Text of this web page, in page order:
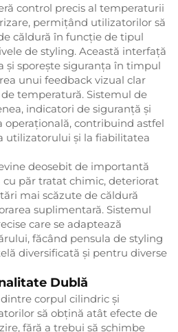
control precis al temperaturii
permițând utilizatorilor să
căldură în funcție de tipul
de styling. Această interfață
și sporește siguranța în timpul
unui feedback vizual clar
temperatură. Sistemul de
indicatori de siguranță și
operațională, contribuind astfel
utilizatorului și la fiabilitatea
deosebit de importantă
cu păr tratat chimic, deteriorat
mai scăzute de căldură
suplimentară. Sistemul
care se adaptează
făcând pensula de styling
diversificată și pentru diverse
Dublă
corpul cilindric și
să obțină atât efecte de
fără a trebui să schimbe